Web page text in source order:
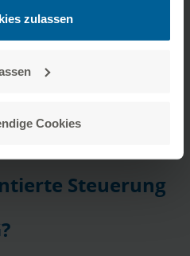
folgendem Link das
zulassen
Cookies
Steuerung